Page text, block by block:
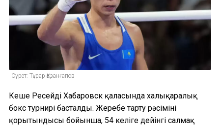
Сурет: Тұрар Қазанғапов
Кеше Ресейдің Хабаровск қаласында халықаралық
бокс турнирі басталды. Жеребе тарту рәсімінің
қорытындысы бойынша, 54 келіге дейінгі салмақ